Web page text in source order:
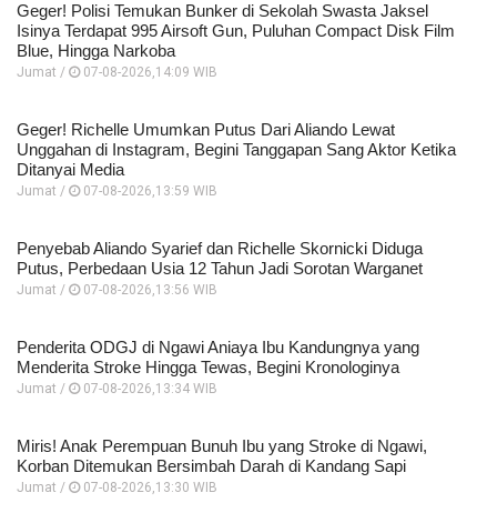
Geger! Polisi Temukan Bunker di Sekolah Swasta Jaksel
Isinya Terdapat 995 Airsoft Gun, Puluhan Compact Disk Film
Blue, Hingga Narkoba
Jumat / 07-08-2026,14:09 WIB
Geger! Richelle Umumkan Putus Dari Aliando Lewat
Unggahan di Instagram, Begini Tanggapan Sang Aktor Ketika
Ditanyai Media
Jumat / 07-08-2026,13:59 WIB
Penyebab Aliando Syarief dan Richelle Skornicki Diduga
Putus, Perbedaan Usia 12 Tahun Jadi Sorotan Warganet
Jumat / 07-08-2026,13:56 WIB
Penderita ODGJ di Ngawi Aniaya Ibu Kandungnya yang
Menderita Stroke Hingga Tewas, Begini Kronologinya
Jumat / 07-08-2026,13:34 WIB
Miris! Anak Perempuan Bunuh Ibu yang Stroke di Ngawi,
Korban Ditemukan Bersimbah Darah di Kandang Sapi
Jumat / 07-08-2026,13:30 WIB